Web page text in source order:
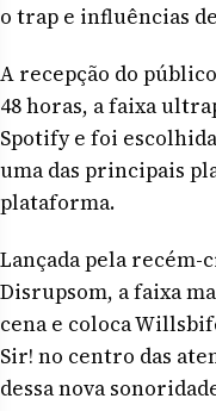
o trap e influências
A recepção do
48 horas, a faixa
Spotify e foi
uma das principais
plataforma.
Lançada pela recém-
Disrupsom, a faixa
cena e coloca
Sir! no centro das
dessa nova